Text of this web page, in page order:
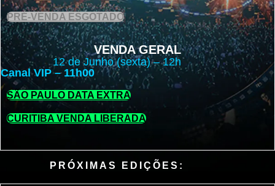
PRÉ-VENDA ESGOTADO
VENDA GERAL
12 de Junho (sexta) – 12h
Canal VIP – 11h00
SÃO PAULO DATA EXTRA
CURITIBA VENDA LIBERADA
PRÓXIMAS EDIÇÕES: